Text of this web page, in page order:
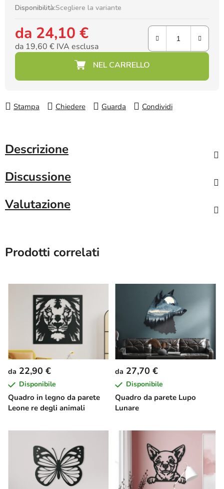
Disponibilità:Scegliere la variante
da 24,10 €
da 19,60 € IVA esclusa
Prezzo della misura:
Stampa Chiedere Guarda Condividi
Descrizione
Discussione
Valutazione
Prodotti correlati
Quadro in legno da parete
Leone re degli animali
da 22,90 €
Disponibile
Quadro da parete Lupo
Lunare
da 27,70 €
Disponibile